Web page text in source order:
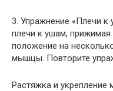
3. Упражнение «Плечи к
плечи к ушам, прижимая
положение на
мышцы. Повторите
Растяжка и